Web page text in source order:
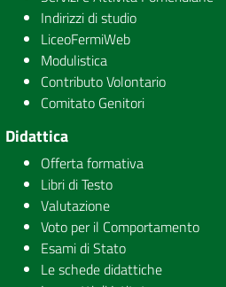
Indirizzi di studio
LiceoFermiWeb
Modulistica
Contributo Volontario
Comitato Genitori
Didattica
Offerta formativa
Libri di Testo
Valutazione
Voto per il Comportamento
Esami di Stato
Le schede didattiche